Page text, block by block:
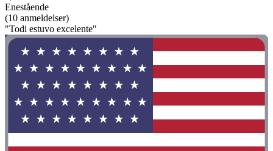
Enestående
(10 anmeldelser)
"Todi estuvo excelente"